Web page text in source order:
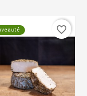
favorite_border